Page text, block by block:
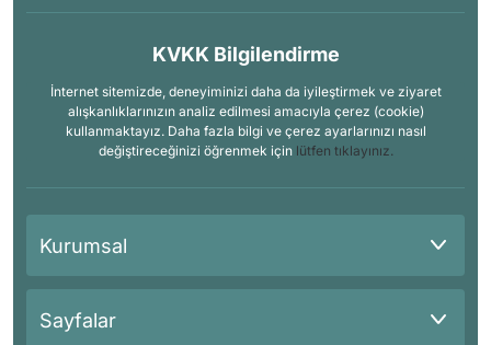
KVKK Bilgilendirme
İnternet sitemizde, deneyiminizi daha da iyileştirmek ve ziyaret
alışkanlıklarınızın analiz edilmesi amacıyla çerez (cookie)
kullanmaktayız. Daha fazla bilgi ve çerez ayarlarınızı nasıl
değiştireceğinizi öğrenmek için lütfen tıklayınız.
Kurumsal
Sayfalar